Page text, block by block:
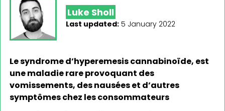
Luke Sholl
Last updated: 5 January 2022
Le syndrome d’hyperemesis cannabinoïde, est
une maladie rare provoquant des
vomissements, des nausées et d’autres
symptômes chez les consommateurs